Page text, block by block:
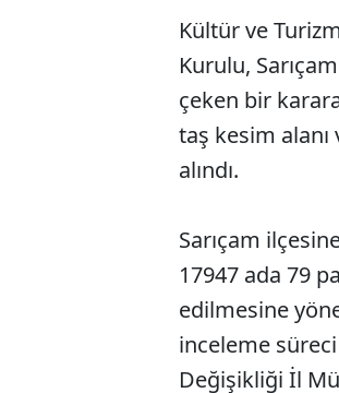
Kültür ve
Kurulu,
çeken bir
taş kesim
alındı.
Sarıçam
17947 ada 79
edilmesine
inceleme süreci
Değişikliği İl